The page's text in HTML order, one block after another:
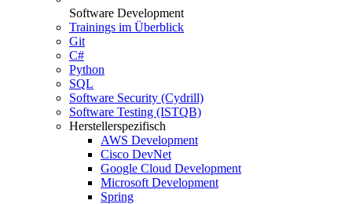
Software Development
Trainings im Überblick
Git
C#
Python
SQL
Software Security (Cydrill)
Software Testing (ISTQB)
Herstellerspezifisch
AWS Development
Cisco DevNet
Google Cloud Development
Microsoft Development
Spring